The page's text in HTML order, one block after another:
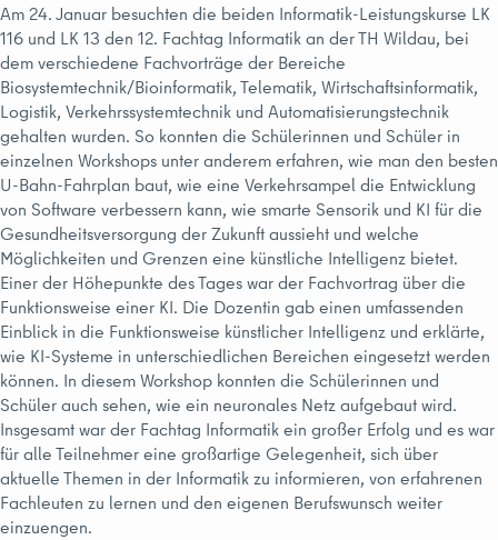
Am 24. Januar besuchten die beiden Informatik-Leistungskurse LK
116 und LK 13 den 12. Fachtag Informatik an der TH Wildau, bei
dem verschiedene Fachvorträge der Bereiche
Biosystemtechnik/Bioinformatik, Telematik, Wirtschaftsinformatik,
Logistik, Verkehrssystemtechnik und Automatisierungstechnik
gehalten wurden. So konnten die Schülerinnen und Schüler in
einzelnen Workshops unter anderem erfahren, wie man den besten
U-Bahn-Fahrplan baut, wie eine Verkehrsampel die Entwicklung
von Software verbessern kann, wie smarte Sensorik und KI für die
Gesundheitsversorgung der Zukunft aussieht und welche
Möglichkeiten und Grenzen eine künstliche Intelligenz bietet.
Einer der Höhepunkte des Tages war der Fachvortrag über die
Funktionsweise einer KI. Die Dozentin gab einen umfassenden
Einblick in die Funktionsweise künstlicher Intelligenz und erklärte,
wie KI-Systeme in unterschiedlichen Bereichen eingesetzt werden
können. In diesem Workshop konnten die Schülerinnen und
Schüler auch sehen, wie ein neuronales Netz aufgebaut wird.
Insgesamt war der Fachtag Informatik ein großer Erfolg und es war
für alle Teilnehmer eine großartige Gelegenheit, sich über
aktuelle Themen in der Informatik zu informieren, von erfahrenen
Fachleuten zu lernen und den eigenen Berufswunsch weiter
einzuengen.